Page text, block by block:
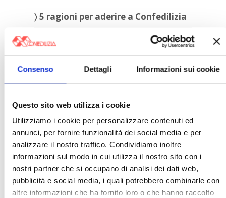
Consenso Dettagli Informazioni sui cookie
Questo sito web utilizza i cookie
Utilizziamo i cookie per personalizzare contenuti ed
annunci, per fornire funzionalità dei social media e per
analizzare il nostro traffico. Condividiamo inoltre
informazioni sul modo in cui utilizza il nostro sito con i
nostri partner che si occupano di analisi dei dati web,
pubblicità e social media, i quali potrebbero combinarle con
altre informazioni che ha fornito loro o che hanno raccolto
〉 5 ragioni per aderire a Confedilizia
〉 Sedi Territoriali